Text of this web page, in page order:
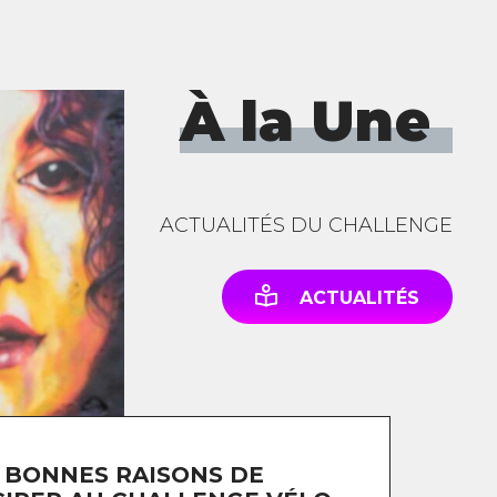
RAISONS DE
À la Une
ACTUALITÉS DU CHALLENGE
ACTUALITÉS